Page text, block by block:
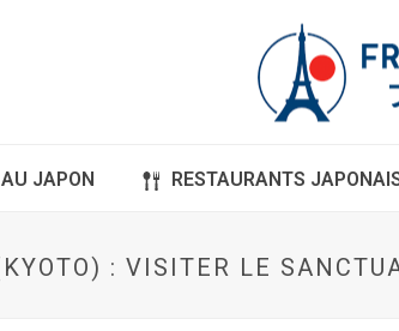
JAPON RESTAURANTS
: VISITER LE